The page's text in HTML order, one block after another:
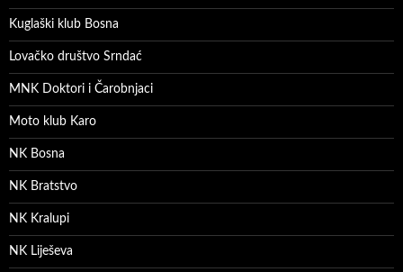
Kuglaški klub Bosna
Lovačko društvo Srndać
MNK Doktori i Čarobnjaci
Moto klub Karo
NK Bosna
NK Bratstvo
NK Kralupi
NK Liješeva